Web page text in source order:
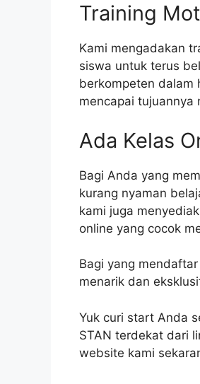
Training
Kami mengadakan
siswa untuk terus
berkompeten dalam
mencapai tujuannya
Ada Kelas
Bagi Anda yang
kurang nyaman
kami juga
online yang cocok
Bagi yang
menarik dan
Yuk curi start Anda
STAN terdekat dari
website kami